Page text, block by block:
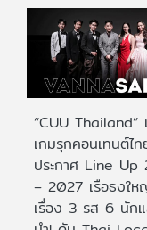
“CUU Thailand”
เกมรุกคอนเทนต์ไท
ประกาศ Line Up
– 2027 เรือธงใ
เรื่อง 3 รส 6 นัก